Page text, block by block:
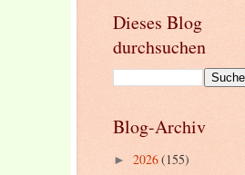
Dieses Blog
durchsuchen
Blog-Archiv
► 2026(155)